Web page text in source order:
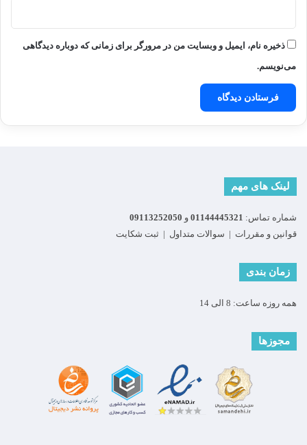
ذخیره نام، ایمیل و وبسایت من در مرورگر برای زمانی که دوباره دیدگاهی
می‌نویسم.
لینک های مهم
شماره تماس: 01144445321 و 09113252050
قوانین و مقررات | سوالات متداول | ثبت شکایت
زمان بندی
همه روزه ساعت: 8 الی 14
مجوزها